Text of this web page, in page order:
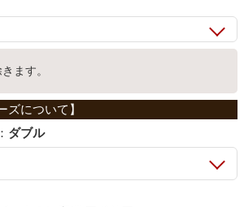
ます。
ダブル